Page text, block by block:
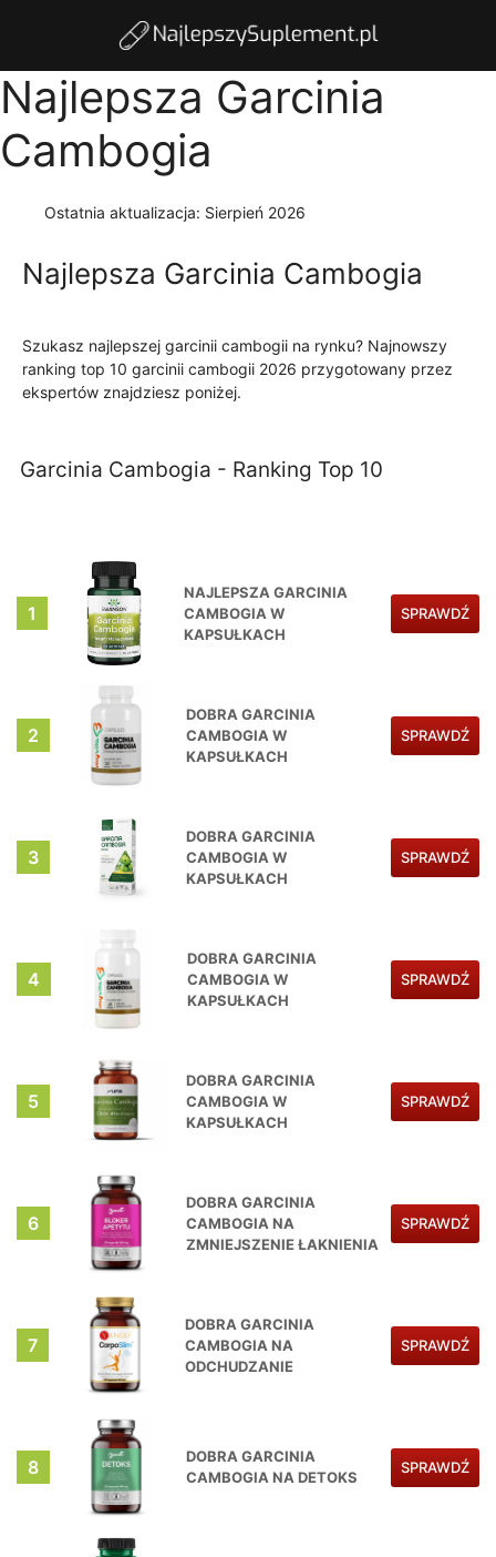
Najlepsza Garcinia
Cambogia
Ostatnia aktualizacja: Sierpień 2026
Najlepsza Garcinia Cambogia
Szukasz najlepszej garcinii cambogii na rynku? Najnowszy
ranking top 10 garcinii cambogii 2026 przygotowany przez
ekspertów znajdziesz poniżej.
Garcinia Cambogia - Ranking Top 10
1
NAJLEPSZA GARCINIA
CAMBOGIA W
KAPSUŁKACH
SPRAWDŹ
2
DOBRA GARCINIA
CAMBOGIA W
KAPSUŁKACH
SPRAWDŹ
3
DOBRA GARCINIA
CAMBOGIA W
KAPSUŁKACH
SPRAWDŹ
4
DOBRA GARCINIA
CAMBOGIA W
KAPSUŁKACH
SPRAWDŹ
5
DOBRA GARCINIA
CAMBOGIA W
KAPSUŁKACH
SPRAWDŹ
6
DOBRA GARCINIA
CAMBOGIA NA
ZMNIEJSZENIE ŁAKNIENIA
SPRAWDŹ
7
DOBRA GARCINIA
CAMBOGIA NA
ODCHUDZANIE
SPRAWDŹ
8
DOBRA GARCINIA
CAMBOGIA NA DETOKS
SPRAWDŹ